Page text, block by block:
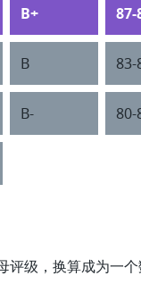
B+ 87-
B 83-
B- 80-
级，换算成为一个